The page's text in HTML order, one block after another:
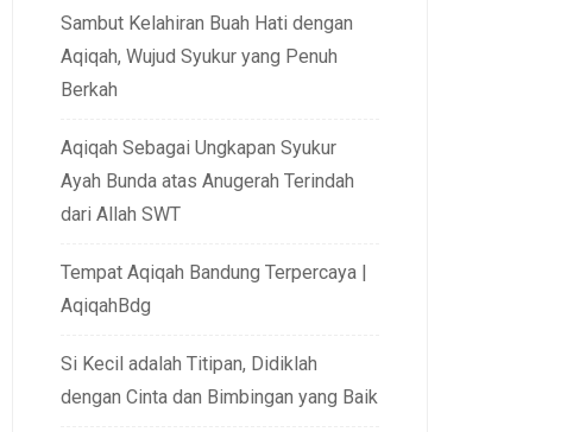
Sambut Kelahiran Buah Hati dengan
Aqiqah, Wujud Syukur yang Penuh
Berkah
Aqiqah Sebagai Ungkapan Syukur
Ayah Bunda atas Anugerah Terindah
dari Allah SWT
Tempat Aqiqah Bandung Terpercaya |
AqiqahBdg
Si Kecil adalah Titipan, Didiklah
dengan Cinta dan Bimbingan yang Baik